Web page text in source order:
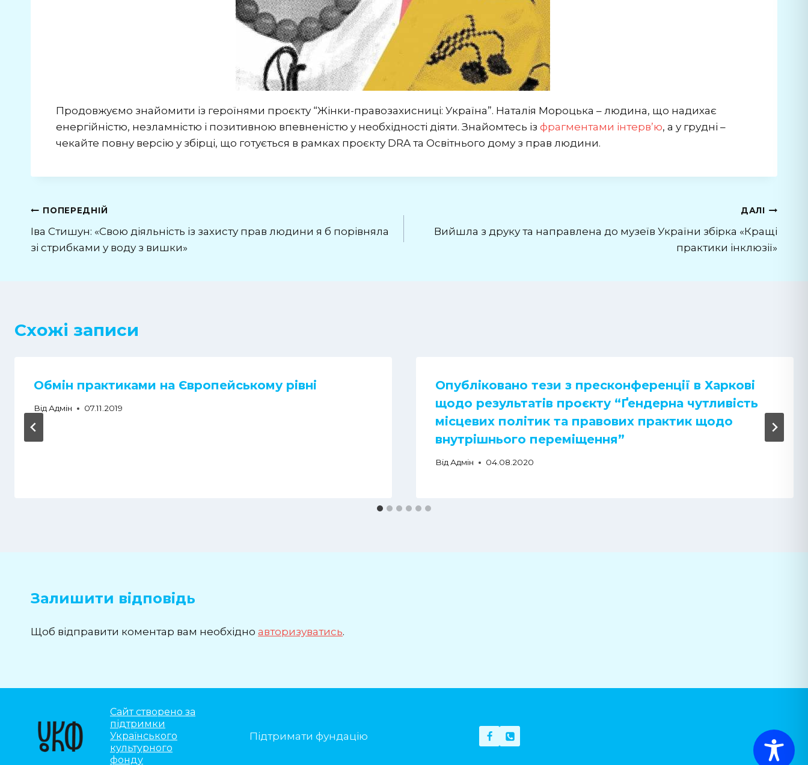
Продовжуємо знайомити із героїнями проєкту “Жінки-правозахисниці: Україна”. Наталія Мороцька – людина, що надихає
енергійністю, незламністю і позитивною впевненістю у необхідності діяти. Знайомтесь із фрагментами інтервʼю, а у грудні –
чекайте повну версію у збірці, що готується в рамках проєкту DRA та Освітнього дому з прав людини.
ПОПЕРЕДНІЙ
Іва Стишун: «Свою діяльність із захисту прав людини я б порівняла
зі стрибками у воду з вишки»
ДАЛІ
Вийшла з друку та направлена до музеїв України збірка «Кращі
практики інклюзії»
Схожі записи
Обмін практиками на Європейському рівні
Від Адмін 07.11.2019
Опубліковано тези з пресконференції в Харкові
щодо результатів проєкту “Ґендерна чутливість
місцевих політик та правових практик щодо
внутрішнього переміщення”
Від Адмін 04.08.2020
Залишити відповідь
Щоб відправити коментар вам необхідно авторизуватись.
Сайт створено за
підтримки
Українського
культурного
фонду
Підтримати фундацію